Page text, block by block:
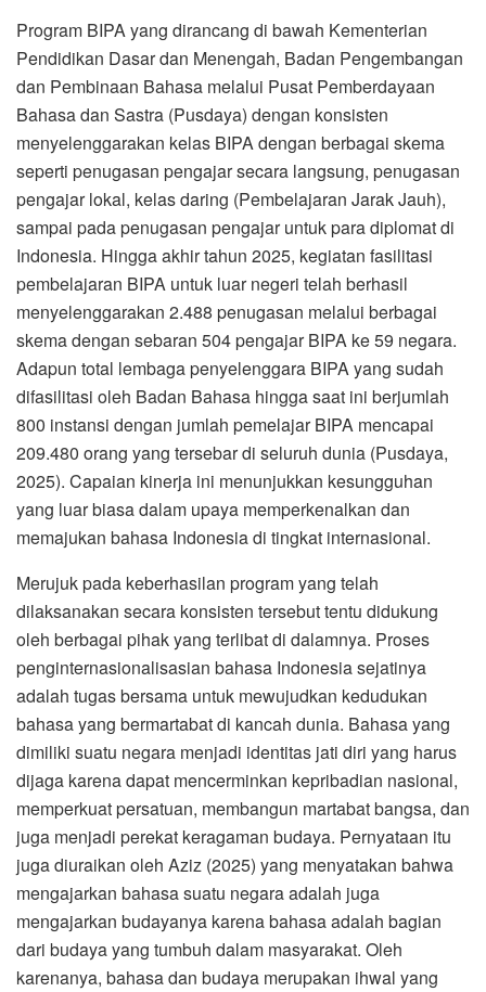
Program BIPA yang dirancang di bawah Kementerian
Pendidikan Dasar dan Menengah, Badan Pengembangan
dan Pembinaan Bahasa melalui Pusat Pemberdayaan
Bahasa dan Sastra (Pusdaya) dengan konsisten
menyelenggarakan kelas BIPA dengan berbagai skema
seperti penugasan pengajar secara langsung, penugasan
pengajar lokal, kelas daring (Pembelajaran Jarak Jauh),
sampai pada penugasan pengajar untuk para diplomat di
Indonesia. Hingga akhir tahun 2025, kegiatan fasilitasi
pembelajaran BIPA untuk luar negeri telah berhasil
menyelenggarakan 2.488 penugasan melalui berbagai
skema dengan sebaran 504 pengajar BIPA ke 59 negara.
Adapun total lembaga penyelenggara BIPA yang sudah
difasilitasi oleh Badan Bahasa hingga saat ini berjumlah
800 instansi dengan jumlah pemelajar BIPA mencapai
209.480 orang yang tersebar di seluruh dunia (Pusdaya,
2025). Capaian kinerja ini menunjukkan kesungguhan
yang luar biasa dalam upaya memperkenalkan dan
memajukan bahasa Indonesia di tingkat internasional.
Merujuk pada keberhasilan program yang telah
dilaksanakan secara konsisten tersebut tentu didukung
oleh berbagai pihak yang terlibat di dalamnya. Proses
penginternasionalisasian bahasa Indonesia sejatinya
adalah tugas bersama untuk mewujudkan kedudukan
bahasa yang bermartabat di kancah dunia. Bahasa yang
dimiliki suatu negara menjadi identitas jati diri yang harus
dijaga karena dapat mencerminkan kepribadian nasional,
memperkuat persatuan, membangun martabat bangsa, dan
juga menjadi perekat keragaman budaya. Pernyataan itu
juga diuraikan oleh Aziz (2025) yang menyatakan bahwa
mengajarkan bahasa suatu negara adalah juga
mengajarkan budayanya karena bahasa adalah bagian
dari budaya yang tumbuh dalam masyarakat. Oleh
karenanya, bahasa dan budaya merupakan ihwal yang